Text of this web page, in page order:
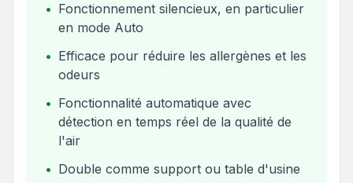
• Fonctionnement silencieux, en particulier
en mode Auto
• Efficace pour réduire les allergènes et les
odeurs
• Fonctionnalité automatique avec
détection en temps réel de la qualité de
l'air
• Double comme support ou table d'usine